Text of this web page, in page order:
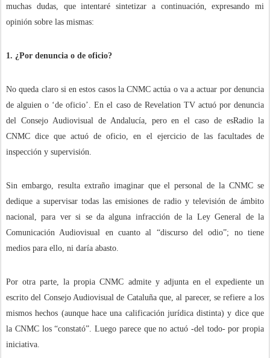
muchas dudas, que intentaré sintetizar a continuación, expresando mi
opinión sobre las mismas:
1. ¿Por denuncia o de oficio?
No queda claro si en estos casos la CNMC actúa o va a actuar por denuncia
de alguien o ‘de oficio’. En el caso de Revelation TV actuó por denuncia
del Consejo Audiovisual de Andalucía, pero en el caso de esRadio la
CNMC dice que actuó de oficio, en el ejercicio de las facultades de
inspección y supervisión.
Sin embargo, resulta extraño imaginar que el personal de la CNMC se
dedique a supervisar todas las emisiones de radio y televisión de ámbito
nacional, para ver si se da alguna infracción de la Ley General de la
Comunicación Audiovisual en cuanto al “discurso del odio”; no tiene
medios para ello, ni daría abasto.
Por otra parte, la propia CNMC admite y adjunta en el expediente un
escrito del Consejo Audiovisual de Cataluña que, al parecer, se refiere a los
mismos hechos (aunque hace una calificación jurídica distinta) y dice que
la CNMC los “constató”. Luego parece que no actuó -del todo- por propia
iniciativa.